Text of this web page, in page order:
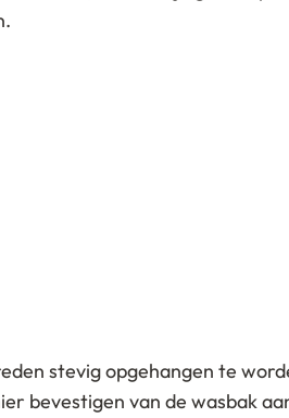
stevig opgehangen te
bevestigen van de wasbak